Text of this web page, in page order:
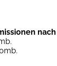
nach